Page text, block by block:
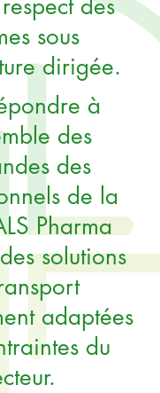
des
sous
dirigée.
à
des
des
de la
Pharma
solutions
adaptées
du